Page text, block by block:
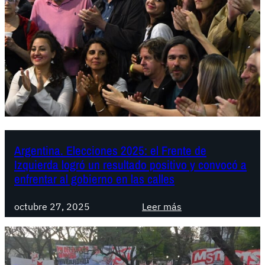
M
S
T
-
F
r
e
n
t
e
d
u
i
M
S
T
y
l
a
o
p
o
i
d
t
i
n
a
b
a
j
o
M
i
l
e
n
Argentina. Elecciones 2025: el Frente de
Izquierda logró un resultado positivo y convocó a
enfrentar al gobierno en las calles
octubre 27, 2025 Leer más
A
r